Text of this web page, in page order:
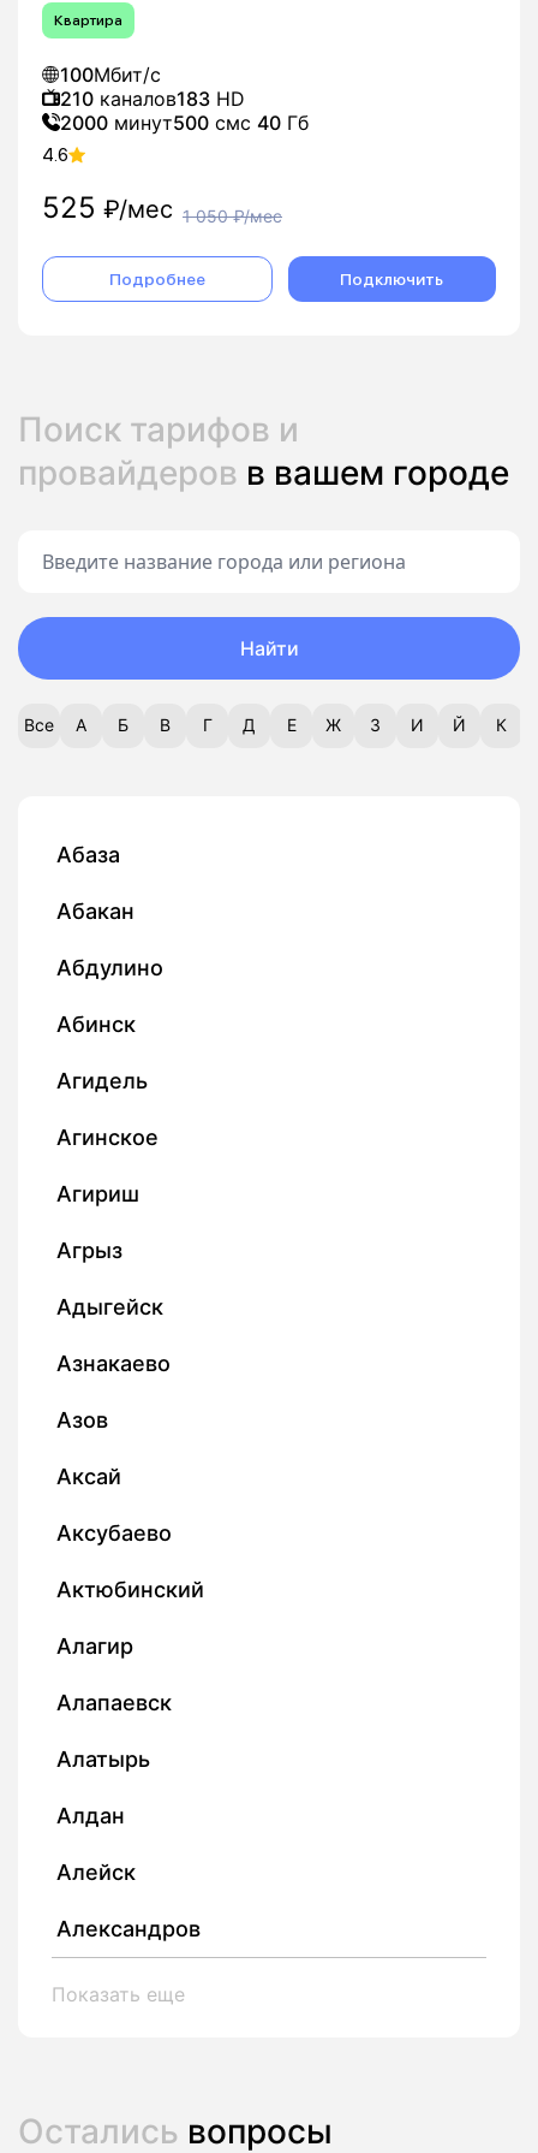
Квартира
100Мбит/с
210 каналов183 HD
2000 минут500 смс 40 Гб
4.6
525 ₽/мес 1 050₽/мес
Подробнее Подключить
Поиск тарифов и
провайдеров в вашем городе
Найти
Все А Б В Г Д Е Ж З И Й К
Абаза
Абакан
Абдулино
Абинск
Агидель
Агинское
Агириш
Агрыз
Адыгейск
Азнакаево
Азов
Аксай
Аксубаево
Актюбинский
Алагир
Алапаевск
Алатырь
Алдан
Алейск
Александров
Показать еще
Остались вопросы